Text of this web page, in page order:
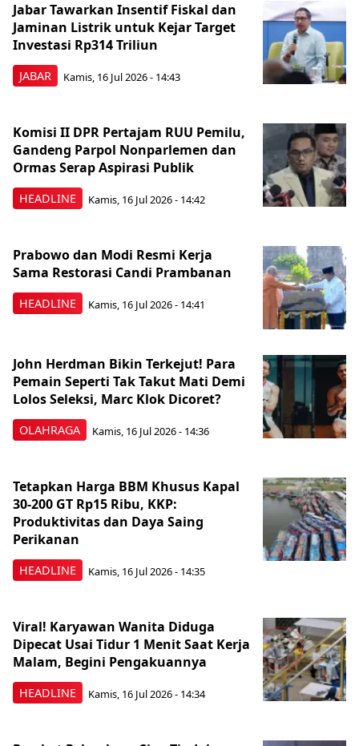
JABAR
Jabar Tawarkan Insentif Fiskal dan
Jaminan Listrik untuk Kejar Target
Investasi Rp314 Triliun
Kamis, 16 Jul 2026 - 14:43
HEADLINE
Komisi II DPR Pertajam RUU Pemilu,
Gandeng Parpol Nonparlemen dan
Ormas Serap Aspirasi Publik
Kamis, 16 Jul 2026 - 14:42
HEADLINE
Prabowo dan Modi Resmi Kerja
Sama Restorasi Candi Prambanan
Kamis, 16 Jul 2026 - 14:41
OLAHRAGA
John Herdman Bikin Terkejut! Para
Pemain Seperti Tak Takut Mati Demi
Lolos Seleksi, Marc Klok Dicoret?
Kamis, 16 Jul 2026 - 14:36
HEADLINE
Tetapkan Harga BBM Khusus Kapal
30-200 GT Rp15 Ribu, KKP:
Produktivitas dan Daya Saing
Perikanan
Kamis, 16 Jul 2026 - 14:35
HEADLINE
Viral! Karyawan Wanita Diduga
Dipecat Usai Tidur 1 Menit Saat Kerja
Malam, Begini Pengakuannya
Kamis, 16 Jul 2026 - 14:34